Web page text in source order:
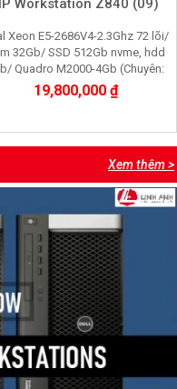
Workstation Z840 (09)
Xeon E5-2686V4-2.3Ghz 72 lõi/
32Gb/ SSD 512Gb nvme, hdd
Quadro M2000-4Gb (Chuyên:
3D, Video 4K, máy ảo vmware,
server data tool)
19,800,000 ₫
Xem thêm >